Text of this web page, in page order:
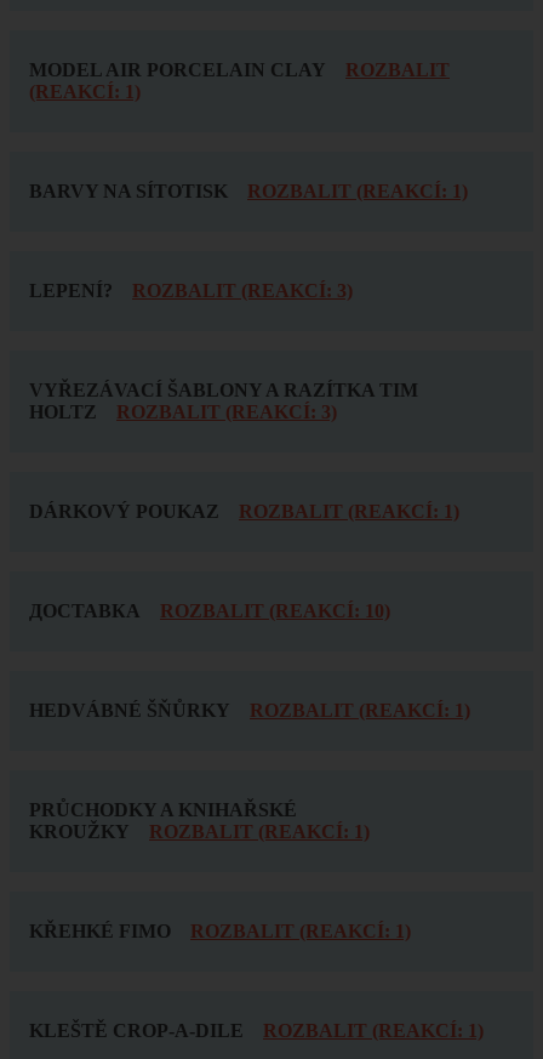
MODEL AIR PORCELAIN CLAY
ROZBALIT
(REAKCÍ: 1)
BARVY NA SÍTOTISK ROZBALIT (REAKCÍ: 1)
LEPENÍ? ROZBALIT (REAKCÍ: 3)
VYŘEZÁVACÍ ŠABLONY A RAZÍTKA TIM
HOLTZ
ROZBALIT (REAKCÍ: 3)
DÁRKOVÝ POUKAZ ROZBALIT (REAKCÍ: 1)
ДОСТАВКА ROZBALIT (REAKCÍ: 10)
HEDVÁBNÉ ŠŇŮRKY ROZBALIT (REAKCÍ: 1)
PRŮCHODKY A KNIHAŘSKÉ
KROUŽKY
ROZBALIT (REAKCÍ: 1)
KŘEHKÉ FIMO ROZBALIT (REAKCÍ: 1)
KLEŠTĚ CROP-A-DILE ROZBALIT (REAKCÍ: 1)